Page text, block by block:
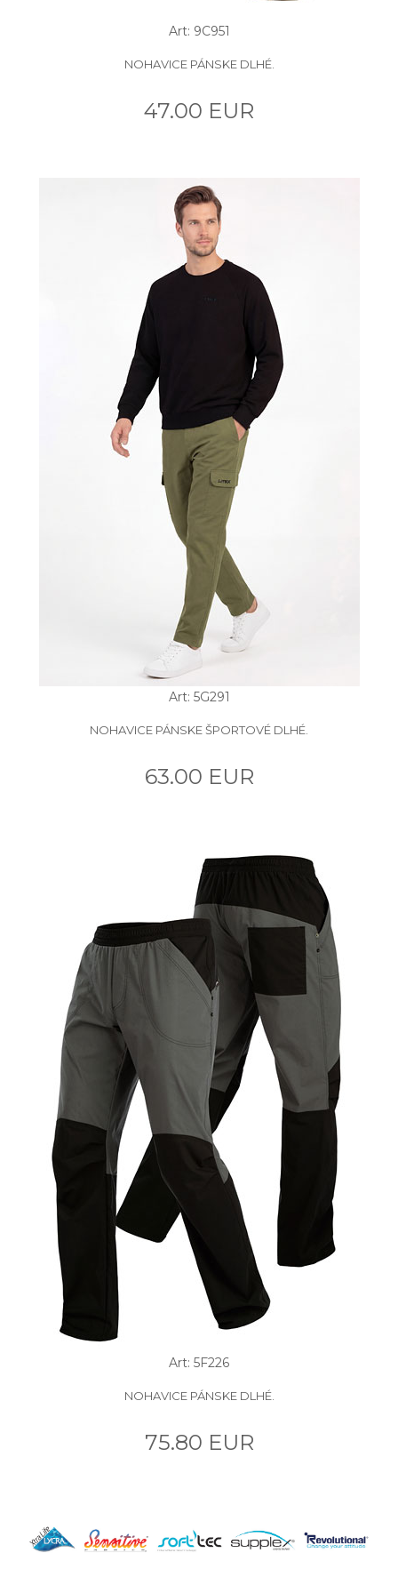
Art: 9C951
NOHAVICE PÁNSKE DLHÉ.
47.00 EUR
Art: 5G291
NOHAVICE PÁNSKE ŠPORTOVÉ DLHÉ.
63.00 EUR
Art: 5F226
NOHAVICE PÁNSKE DLHÉ.
75.80 EUR